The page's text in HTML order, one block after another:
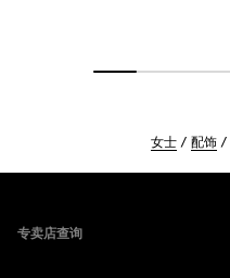
女士 配饰
专卖店查询